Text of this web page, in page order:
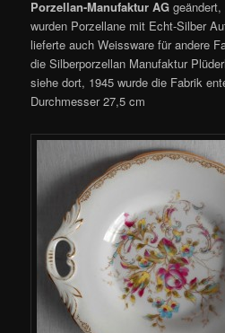
Porzellan-Manufaktur AGgeändert,
wurden Porzellane mit Echt-Silber
lieferte auch Weissware für andere
die Silberporzellan Manufaktur
siehe dort, 1945 wurde die Fabrik
Durchmesser 27,5 cm